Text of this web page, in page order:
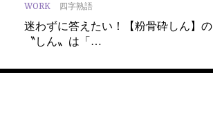
WORK 四字熟語
迷わずに答えたい！【粉骨砕しん】の
〝しん〟は「…